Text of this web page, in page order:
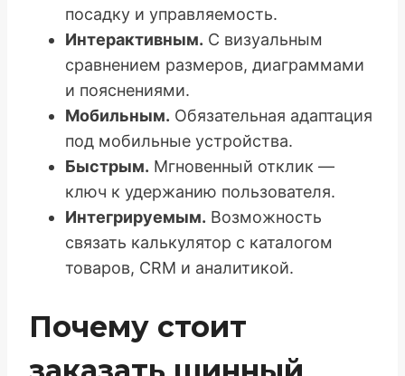
посадку и управляемость.
Интерактивным. С визуальным
сравнением размеров, диаграммами
и пояснениями.
Мобильным. Обязательная адаптация
под мобильные устройства.
Быстрым. Мгновенный отклик —
ключ к удержанию пользователя.
Интегрируемым. Возможность
связать калькулятор с каталогом
товаров, CRM и аналитикой.
Почему стоит